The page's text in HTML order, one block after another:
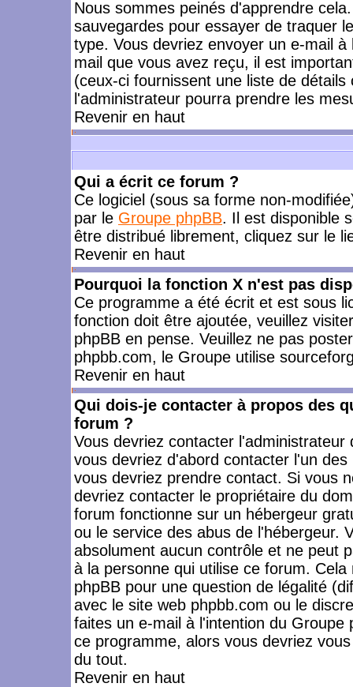
Nous sommes peinés d'apprendre
sauvegardes pour essayer de traquer
type. Vous devriez envoyer un e-mail
mail que vous avez reçu, il est
(ceux-ci fournissent une liste de
l'administrateur pourra prendre les
Revenir en haut
Qui a écrit ce forum ?
Ce logiciel (sous sa forme non-
par le Groupe phpBB. Il est disponible
être distribué librement, cliquez sur le
Revenir en haut
Pourquoi la fonction X n'est pas
Ce programme a été écrit et est sous
fonction doit être ajoutée, veuillez
phpBB en pense. Veuillez ne pas
phpbb.com, le Groupe utilise
Revenir en haut
Qui dois-je contacter à propos des
forum ?
Vous devriez contacter
vous devriez d'abord contacter l'un
vous devriez prendre contact. Si vous
devriez contacter le propriétaire du
forum fonctionne sur un hébergeur
ou le service des abus de l'hébergeur.
absolument aucun contrôle et ne peut
à la personne qui utilise ce forum.
phpBB pour une question de légalité
avec le site web phpbb.com ou le
faites un e-mail à l'intention du
ce programme, alors vous devriez
du tout.
Revenir en haut